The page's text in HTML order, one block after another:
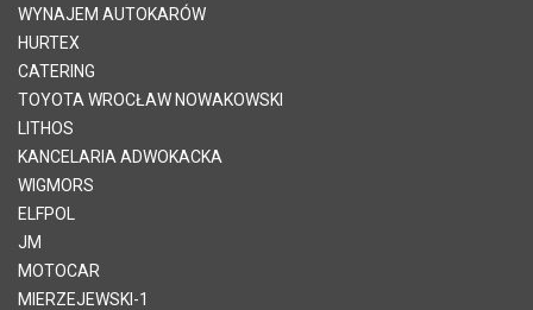
WYNAJEM AUTOKARÓW
HURTEX
CATERING
TOYOTA WROCŁAW NOWAKOWSKI
LITHOS
KANCELARIA ADWOKACKA
WIGMORS
ELFPOL
JM
MOTOCAR
MIERZEJEWSKI-1